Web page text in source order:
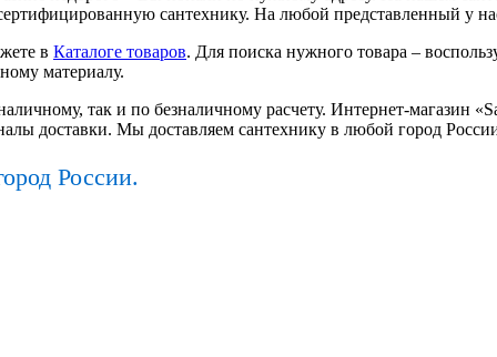
сантехнику. На любой представленный у
в Каталоге товаров. Для поиска нужного товара –
материалу.
так и по безналичному расчету. Интернет-магазин
доставки. Мы доставляем сантехнику в любой город
России.